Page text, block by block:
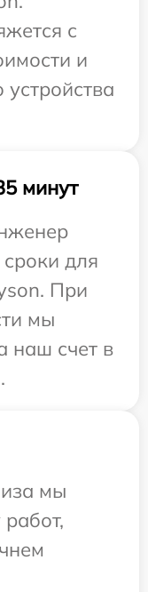
с
и
минут
для
При
мы
наш счет в
мы